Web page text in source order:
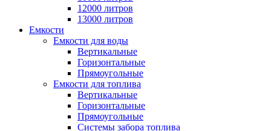
12000 литров
13000 литров
Емкости
Емкости для воды
Вертикальные
Горизонтальные
Прямоугольные
Емкости для топлива
Вертикальные
Горизонтальные
Прямоугольные
Системы забора топлива